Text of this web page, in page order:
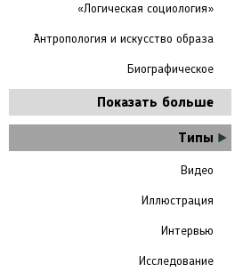
«Логическая социология»
Антропология и искусство образа
Биографическое
Показать больше
Типы
Видео
Иллюстрация
Интервью
Исследование